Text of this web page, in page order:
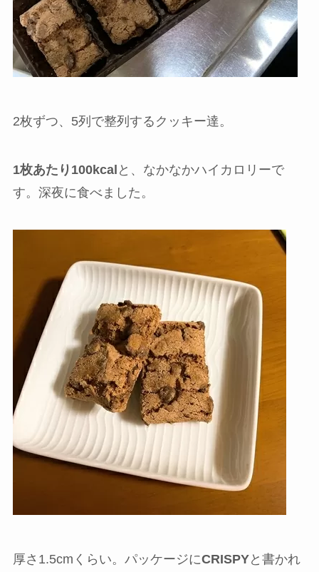
2枚ずつ、5列で整列するクッキー達。
1枚あたり100kcal と、なかなかハイカロリーで
す。深夜に食べました。
厚さ1.5cmくらい。パッケージにCRISPYと書かれ